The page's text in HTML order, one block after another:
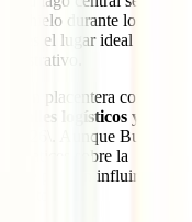
hielo durante los
es el lugar ideal para
tan placentera como
detalles logísticos y
2026\. Aunque Bucarest
matices sobre la
que pueden influir en tu